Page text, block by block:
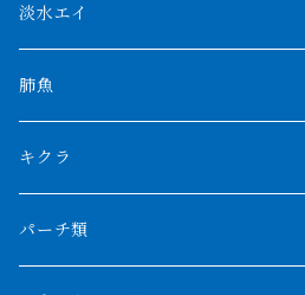
AGUS スーパーレッドF4
特殊アロワナ
厳選 過背金龍
フルゴールデンクロスバック
BILLY-KENオリジナルブランド紅龍
特殊ダトニオ
ダトニオプラスワン
リアルバンド
フォークバンド
フォーバータイガー
メニーバータイガー
モンスターポリプ
特殊ポリプ
プラチナ個体
ショート個体
ハイブリッドポリプ
エンドリケリー
淡水エイ
シナガワダイヤ
ダイヤモンドポルカ
クロコダイル
肺魚
ネオケラ
その他肺魚
キクラ
パーチ類